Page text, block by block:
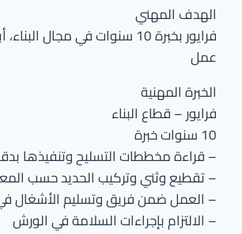
الهدف المهني
فرايور بخبرة 10 سنوات في مجال
عمل
الخبرة المهنية
فرايور – قطاع البناء
10 سنوات خبرة
– قراءة مخططات التسليح وتنفيذها
– تقطيع وثني وتركيب الحديد حسب
– العمل ضمن فريق وتسليم الأشغال
– الالتزام بإجراءات السلامة في الورش